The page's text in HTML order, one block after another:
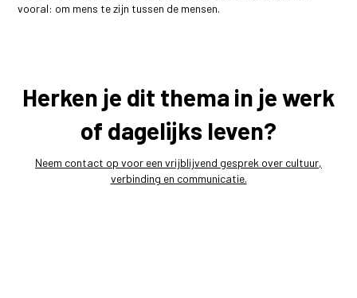
vooral: om mens te zijn tussen de mensen.
Herken je dit thema in je werk
of dagelijks leven?
Neem contact op voor een vrijblijvend gesprek over cultuur,
verbinding en communicatie.